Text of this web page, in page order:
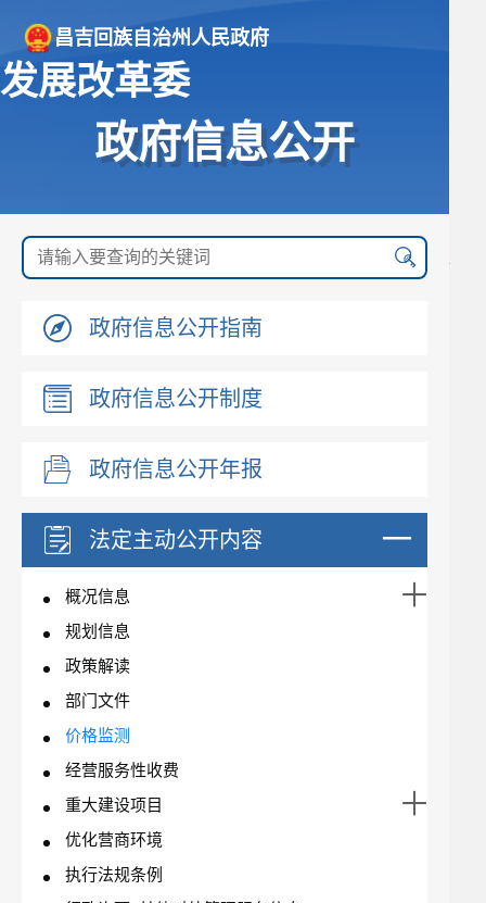
昌吉回族自治州人民政府
发展改革委
政府信息公开
政府信息公开指南
政府信息公开制度
政府信息公开年报
法定主动公开内容
概况信息
规划信息
政策解读
部门文件
价格监测
经营服务性收费
重大建设项目
优化营商环境
执行法规条例